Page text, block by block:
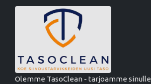
Olemme TasoClean - tarjoamme